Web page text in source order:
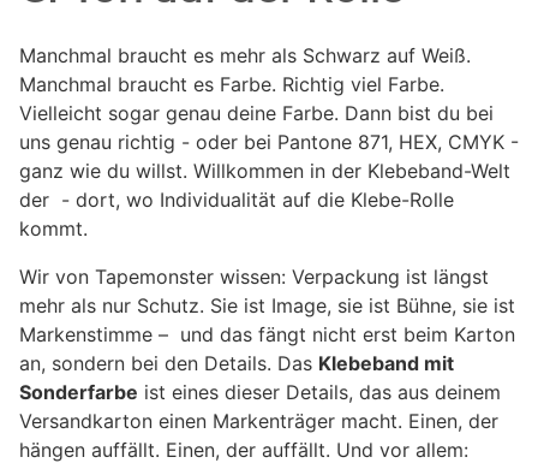
Manchmal braucht es mehr als Schwarz auf Weiß.
Manchmal braucht es Farbe. Richtig viel Farbe.
Vielleicht sogar genau deine Farbe. Dann bist du bei
uns genau richtig - oder bei Pantone 871, HEX, CMYK -
ganz wie du willst. Willkommen in der Klebeband-Welt
der - dort, wo Individualität auf die Klebe-Rolle
kommt.
Wir von Tapemonster wissen: Verpackung ist längst
mehr als nur Schutz. Sie ist Image, sie ist Bühne, sie ist
Markenstimme – und das fängt nicht erst beim Karton
an, sondern bei den Details. Das Klebeband mit
Sonderfarbe ist eines dieser Details, das aus deinem
Versandkarton einen Markenträger macht. Einen, der
hängen auffällt. Einen, der auffällt. Und vor allem: